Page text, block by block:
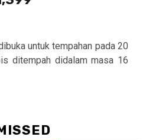
untuk tempahan pada 20
ditempah didalam masa 16